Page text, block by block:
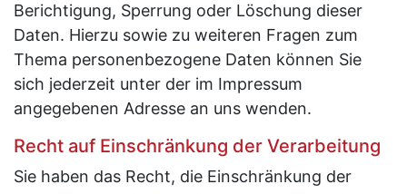
Berichtigung, Sperrung oder Löschung dieser
Daten. Hierzu sowie zu weiteren Fragen zum
Thema personenbezogene Daten können Sie
sich jederzeit unter der im Impressum
angegebenen Adresse an uns wenden.
Recht auf Einschränkung der Verarbeitung
Sie haben das Recht, die Einschränkung der